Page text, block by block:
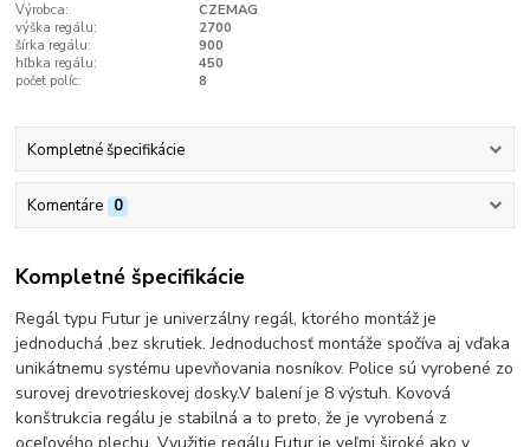
Výrobca:
CZEMAG
výška regálu:
2700
šírka regálu:
900
hľbka regálu:
450
počet políc:
8
Kompletné špecifikácie
Komentáre 0
Kompletné špecifikácie
Regál typu Futur je univerzálny regál, ktorého montáž je
jednoduchá ,bez skrutiek. Jednoduchosť montáže spočíva aj vďaka
unikátnemu systému upevňovania nosníkov. Police sú vyrobené zo
surovej drevotrieskovej dosky.V balení je 8 výstuh. Kovová
konštrukcia regálu je stabilná a to preto, že je vyrobená z